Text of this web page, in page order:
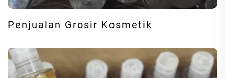
Penjualan Grosir Kosmetik